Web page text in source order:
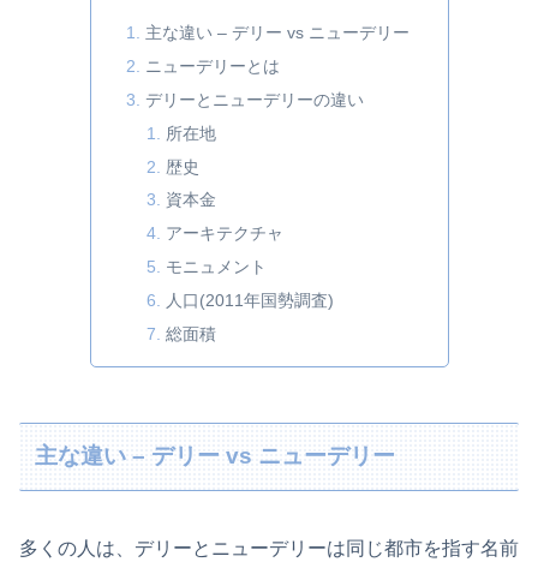
主な違い – デリー vs ニューデリー
ニューデリーとは
デリーとニューデリーの違い
所在地
歴史
資本金
アーキテクチャ
モニュメント
人口(2011年国勢調査)
総面積
主な違い – デリー vs ニューデリー
多くの人は、デリーとニューデリーは同じ都市を指す名前